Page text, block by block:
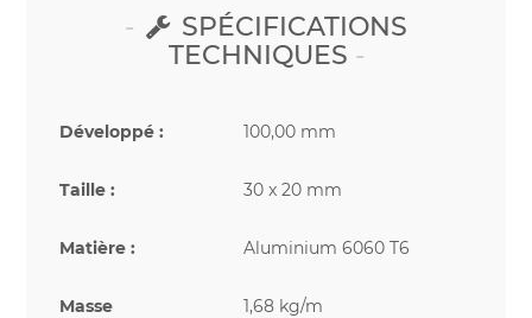
SPÉCIFICATIONS
TECHNIQUES
Développé : 100,00 mm
Taille : 30 x 20 mm
Matière : Aluminium 6060 T6
Masse
1,68 kg/m